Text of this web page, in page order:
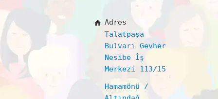
Adres
Talatpaşa
Bulvarı Gevher
Nesibe İş
Merkezi 113/15
Hamamönü /